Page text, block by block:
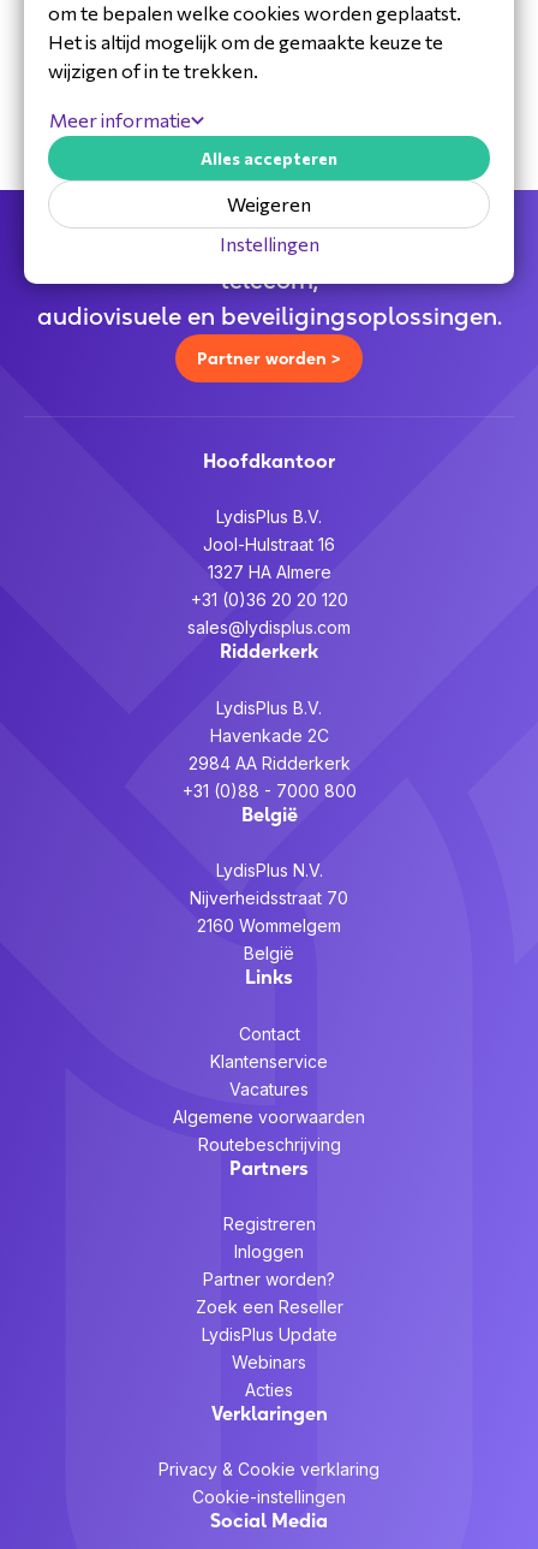
30 jaar ervaring in de branche
Toegewijd Nederlands service- en
ondersteuningsteam
Jouw full service distributeur voor alle
telecom,
audiovisuele en beveiligingsoplossingen.
Partner worden >
Hoofdkantoor
LydisPlus B.V.
Jool-Hulstraat 16
1327 HA Almere
+31 (0)36 20 20 120
sales@lydisplus.com
Ridderkerk
LydisPlus B.V.
Havenkade 2C
2984 AA Ridderkerk
+31 (0)88 - 7000 800
België
LydisPlus N.V.
Nijverheidsstraat 70
2160 Wommelgem
België
Links
Contact
Klantenservice
Vacatures
Algemene voorwaarden
Routebeschrijving
Partners
Registreren
Inloggen
Partner worden?
Zoek een Reseller
LydisPlus Update
Webinars
Acties
Verklaringen
Privacy & Cookie verklaring
Cookie-instellingen
Social Media
om te bepalen welke cookies worden geplaatst.
Het is altijd mogelijk om de gemaakte keuze te
wijzigen of in te trekken.
Meer informatie
Instellingen
Weigeren
Alles accepteren